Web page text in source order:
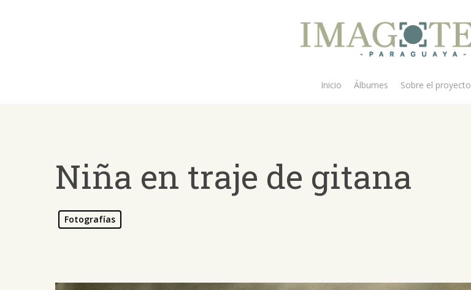
Inicio Álbumes Sobre el proyecto
Niña en traje de gitana
Fotografías